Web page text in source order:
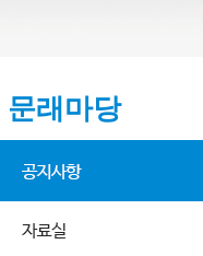
문래마당